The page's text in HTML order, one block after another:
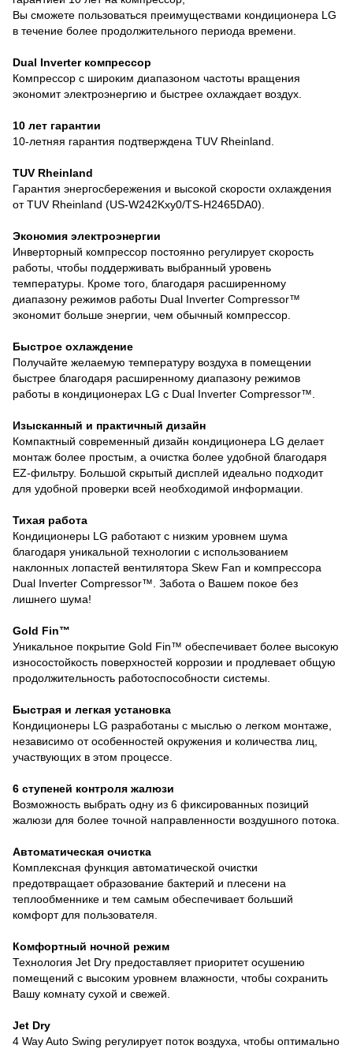
Вы сможете пользоваться преимуществами кондиционера LG
в течение более продолжительного периода времени.
Dual Inverter компрессор
Компрессор с широким диапазоном частоты вращения
экономит электроэнергию и быстрее охлаждает воздух.
10 лет гарантии
10-летняя гарантия подтверждена TUV Rheinland.
TUV Rheinland
Гарантия энергосбережения и высокой скорости охлаждения
от TUV Rheinland (US-W242Kxy0/TS-H2465DA0).
Экономия электроэнергии
Инверторный компрессор постоянно регулирует скорость
работы, чтобы поддерживать выбранный уровень
температуры. Кроме того, благодаря расширенному
диапазону режимов работы Dual Inverter Compressor™
экономит больше энергии, чем обычный компрессор.
Быстрое охлаждение
Получайте желаемую температуру воздуха в помещении
быстрее благодаря расширенному диапазону режимов
работы в кондиционерах LG с Dual Inverter Compressor™.
Изысканный и практичный дизайн
Компактный современный дизайн кондиционера LG делает
монтаж более простым, а очистка более удобной благодаря
EZ-фильтру. Большой скрытый дисплей идеально подходит
для удобной проверки всей необходимой информации.
Тихая работа
Кондиционеры LG работают с низким уровнем шума
благодаря уникальной технологии с использованием
наклонных лопастей вентилятора Skew Fan и компрессора
Dual Inverter Compressor™. Забота о Вашем покое без
лишнего шума!
Gold Fin™
Уникальное покрытие Gold Fin™ обеспечивает более высокую
износостойкость поверхностей коррозии и продлевает общую
продолжительность работоспособности системы.
Быстрая и легкая установка
Кондиционеры LG разработаны с мыслью о легком монтаже,
независимо от особенностей окружения и количества лиц,
участвующих в этом процессе.
6 ступеней контроля жалюзи
Возможность выбрать одну из 6 фиксированных позиций
жалюзи для более точной направленности воздушного потока.
Автоматическая очистка
Комплексная функция автоматической очистки
предотвращает образование бактерий и плесени на
теплообменнике и тем самым обеспечивает больший
комфорт для пользователя.
Комфортный ночной режим
Технология Jet Dry предоставляет приоритет осушению
помещений с высоким уровнем влажности, чтобы сохранить
Вашу комнату сухой и свежей.
Jet Dry
4 Way Auto Swing регулирует поток воздуха, чтобы оптимально